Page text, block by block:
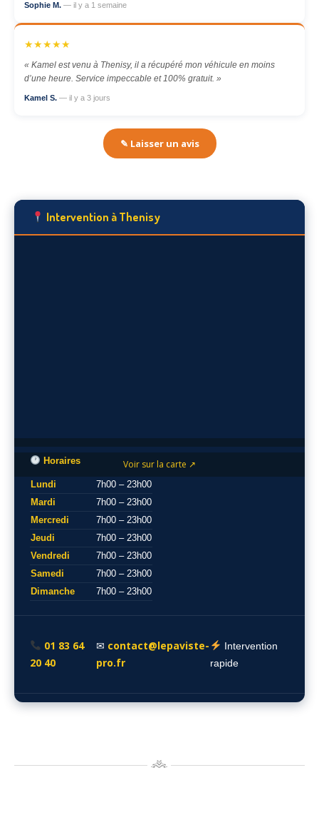
Sophie M. — il y a 1 semaine
★★★★★
« Kamel est venu à Thenisy, il a récupéré mon véhicule en moins
d’une heure. Service impeccable et 100% gratuit. »
Kamel S. — il y a 3 jours
✎ Laisser un avis
Intervention à Thenisy
Voir sur la carte ↗
Horaires
Lundi
7h00 – 23h00
Mardi
7h00 – 23h00
Mercredi
7h00 – 23h00
Jeudi
7h00 – 23h00
Vendredi
7h00 – 23h00
Samedi
7h00 – 23h00
Dimanche
7h00 – 23h00
01 83 64
20 40
✉ contact@lepaviste-
pro.fr
Intervention
rapide